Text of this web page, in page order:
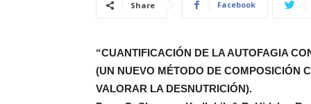
Share Facebook
“CUANTIFICACIÓN DE LA AUTOFAGIA
(UN NUEVO MÉTODO DE COMPOSICIÓN
VALORAR LA DESNUTRICIÓN).